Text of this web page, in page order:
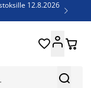
12.8.2026


 